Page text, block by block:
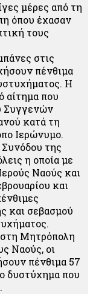
μέρες από τη
όπου έχασαν
τους
στις
πένθιμα
Η
αίτημα που
Συγγενών
κατά τη
Ιερώνυμο.
της
η οποία με
Ναούς και
και
και σεβασμού
Μητρόπολη
Ναούς, οι
πένθιμα 57
δυστύχημα που